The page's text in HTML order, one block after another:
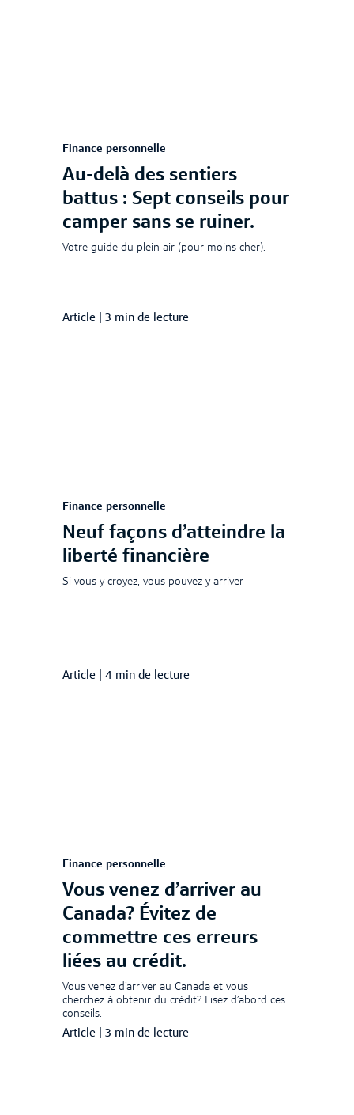
Finance personnelle
Au-delà des sentiers
battus : Sept conseils pour
camper sans se ruiner.
Votre guide du plein air (pour moins cher).
Article 3 min de lecture
Finance personnelle
Neuf façons d’atteindre la
liberté financière
Si vous y croyez, vous pouvez y arriver
Article 4 min de lecture
Finance personnelle
Vous venez d’arriver au
Canada? Évitez de
commettre ces erreurs
liées au crédit.
Vous venez d’arriver au Canada et vous
cherchez à obtenir du crédit? Lisez d’abord ces
conseils.
Article 3 min de lecture